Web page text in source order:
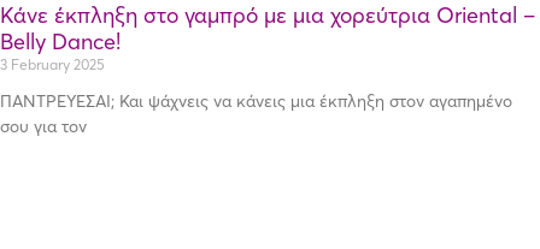
Κάνε έκπληξη στο γαμπρό με μια χορεύτρια Oriental –
Belly Dance!
3 February 2025
ΠΑΝΤΡΕΥΕΣΑΙ; Και ψάχνεις να κάνεις μια έκπληξη στον αγαπημένο
σου για τον